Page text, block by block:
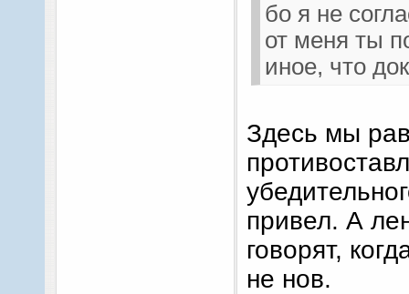
бо я не
от меня ты
иное, что
Здесь мы
привел. А
говорят,
не нов.